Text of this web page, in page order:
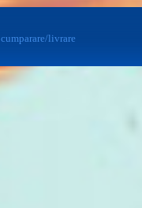
cumparare/livrare